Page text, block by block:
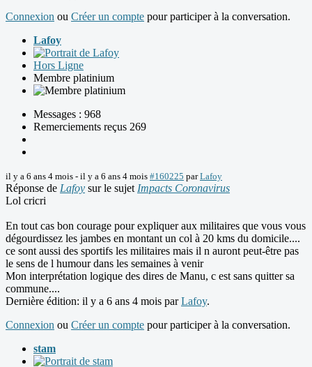
Connexion ou Créer un compte pour participer à la conversation.
Lafoy
Hors Ligne
Membre platinium
Messages : 968
Remerciements reçus 269
il y a 6 ans 4 mois - il y a 6 ans 4 mois #160225 parLafoy
Réponse de Lafoy sur le sujet Impacts Coronavirus
Lol cricri
En tout cas bon courage pour expliquer aux militaires que vous vous
dégourdissez les jambes en montant un col à 20 kms du domicile....
ce sont aussi des sportifs les militaires mais il n auront peut-être pas
le sens de l humour dans les semaines à venir
Mon interprétation logique des dires de Manu, c est sans quitter sa
commune....
Dernière édition: il y a 6 ans 4 mois parLafoy.
Connexion ou Créer un compte pour participer à la conversation.
stam